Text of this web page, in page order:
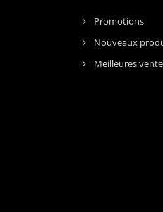
Promotions
Nouveaux
Meilleures